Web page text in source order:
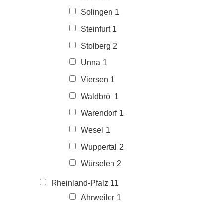
Solingen 1
Steinfurt 1
Stolberg 2
Unna 1
Viersen 1
Waldbröl 1
Warendorf 1
Wesel 1
Wuppertal
2
Würselen 2
Rheinland-Pfalz 11
Ahrweiler 1